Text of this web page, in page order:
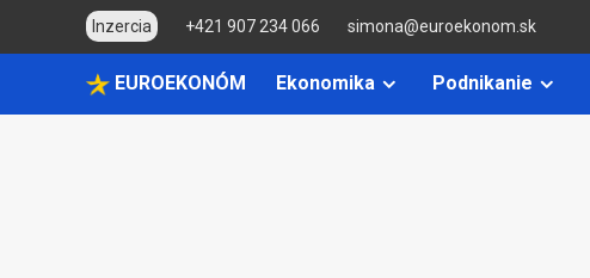
Inzercia +421 907 234 066 simona@euroekonom.sk
EUROEKONÓM Ekonomika Podnikanie